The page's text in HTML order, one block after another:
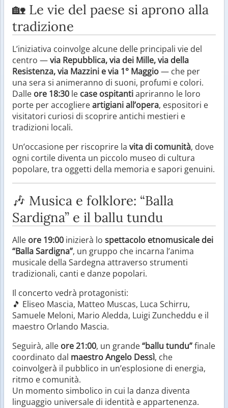
🏡 Le vie del paese si aprono alla
tradizione
L’iniziativa coinvolge alcune delle principali vie del
centro —via Repubblica, via dei Mille, via della
Resistenza, via Mazzini e via 1° Maggio— che per
una sera si animeranno di suoni, profumi e colori.
Dalle ore 18:30 le case ospitantiapriranno le loro
porte per accogliereartigiani all’opera, espositori e
visitatori curiosi di scoprire antichi mestieri e
tradizioni locali.
Un’occasione per riscoprire la vita di comunità, dove
ogni cortile diventa un piccolo museo di cultura
popolare, tra oggetti della memoria e sapori genuini.
🎶 Musica e folklore: “Balla
Sardigna” e il ballu tundu
Alle ore 19:00 inizierà lo spettacolo etnomusicale dei
“Balla Sardigna”, un gruppo che incarna l’anima
musicale della Sardegna attraverso strumenti
tradizionali, canti e danze popolari.
Il concerto vedrà protagonisti:
🎵 Eliseo Mascia, Matteo Muscas, Luca Schirru,
Samuele Meloni, Mario Aledda, Luigi Zuncheddu e il
maestro Orlando Mascia.
Seguirà, alle ore 21:00, un grande“ballu tundu”finale
coordinato dal maestro Angelo Dessì, che
coinvolgerà il pubblico in un’esplosione di energia,
ritmo e comunità.
Un momento simbolico in cui la danza diventa
linguaggio universale di identità e appartenenza.